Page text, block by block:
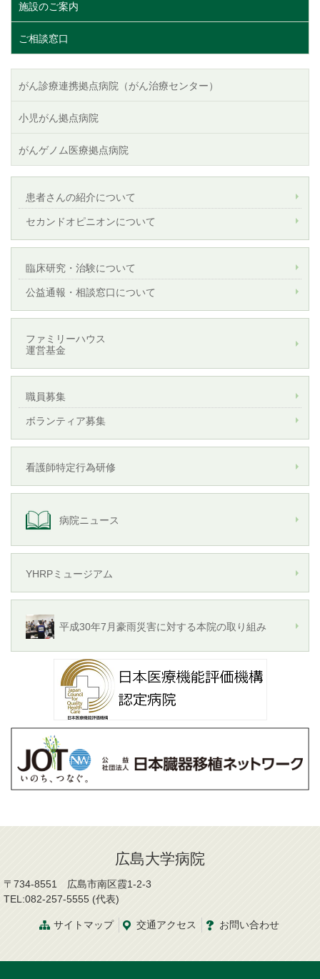
施設のご案内
ご相談窓口
がん診療連携拠点病院（がん治療センター）
小児がん拠点病院
がんゲノム医療拠点病院
患者さんの紹介について
セカンドオピニオンについて
臨床研究・治験について
公益通報・相談窓口について
ファミリーハウス
運営基金
職員募集
ボランティア募集
看護師特定行為研修
病院ニュース
YHRPミュージアム
平成30年7月豪雨災害に対する本院の取り組み
広島大学病院
〒734-8551 広島市南区霞1-2-3
TEL:082-257-5555 (代表)
サイトマップ 交通アクセス お問い合わせ